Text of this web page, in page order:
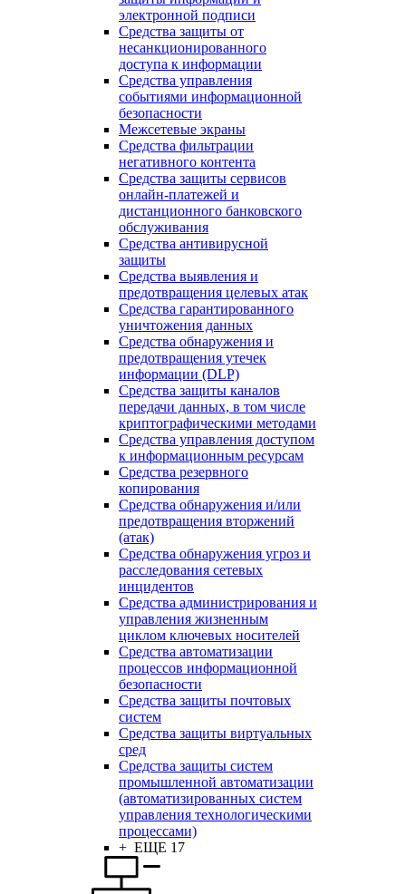
электронной подписи
Средства защиты от
несанкционированного
доступа к информации
Средства управления
событиями информационной
безопасности
Межсетевые экраны
Средства фильтрации
негативного контента
Средства защиты сервисов
онлайн-платежей и
дистанционного банковского
обслуживания
Средства антивирусной
защиты
Средства выявления и
предотвращения целевых атак
Средства гарантированного
уничтожения данных
Средства обнаружения и
предотвращения утечек
информации (DLP)
Средства защиты каналов
передачи данных, в том числе
криптографическими методами
Средства управления доступом
к информационным ресурсам
Средства резервного
копирования
Средства обнаружения и/или
предотвращения вторжений
(атак)
Средства обнаружения угроз и
расследования сетевых
инцидентов
Средства администрирования и
управления жизненным
циклом ключевых носителей
Средства автоматизации
процессов информационной
безопасности
Средства защиты почтовых
систем
Средства защиты виртуальных
сред
Средства защиты систем
промышленной автоматизации
(автоматизированных систем
управления технологическими
процессами)
+ ЕЩЕ 17